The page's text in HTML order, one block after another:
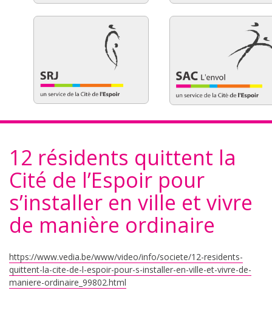
12 résidents quittent la
Cité de l’Espoir pour
s’installer en ville et vivre
de manière ordinaire
https://www.vedia.be/www/video/info/societe/12-residents-
quittent-la-cite-de-l-espoir-pour-s-installer-en-ville-et-vivre-de-
maniere-ordinaire_99802.html